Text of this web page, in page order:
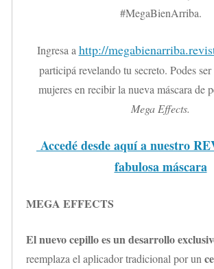
#MegaBienArriba.
Ingresa a http://
participá revelando tu secreto. Podes
mujeres en recibir la nueva máscara de
Mega Effects.
Accedé desde aquí a nuestro
fabulosa máscara
MEGA EFFECTS
El nuevo cepillo es un desarrollo
reemplaza el aplicador tradicional por un